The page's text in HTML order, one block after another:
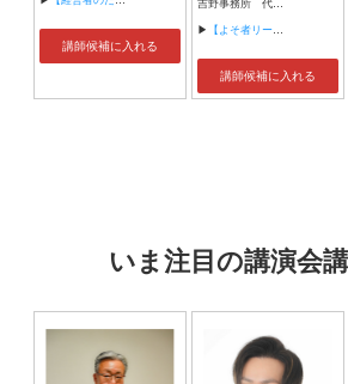
講師候補に入れる
▶ 【よそ者リーダー学】
講師候補に入れる
いま注目の講演会